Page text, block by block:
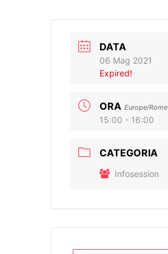
DATA
06 Mag 2021
Expired!
ORA Europe/Rome
15:00 - 16:00
CATEGORIA
Infosession